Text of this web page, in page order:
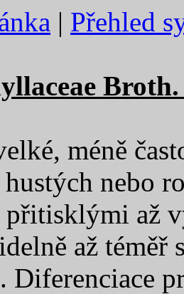
| Přehled
méně
nebo
až
až
Diferenciace